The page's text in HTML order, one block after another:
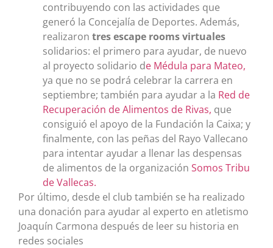
contribuyendo con las actividades que
generó la Concejalía de Deportes. Además,
realizaron tres escape rooms virtuales
solidarios: el primero para ayudar, de nuevo
al proyecto solidario de Médula para Mateo,
ya que no se podrá celebrar la carrera en
septiembre; también para ayudar a la Red de
Recuperación de Alimentos de Rivas, que
consiguió el apoyo de la Fundación la Caixa; y
finalmente, con las peñas del Rayo Vallecano
para intentar ayudar a llenar las despensas
de alimentos de la organización Somos Tribu
de Vallecas.
Por último, desde el club también se ha realizado
una donación para ayudar al experto en atletismo
Joaquín Carmona después de leer su historia en
redes sociales